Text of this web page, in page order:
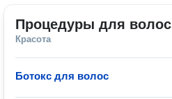
Процедуры для волос
Красота
Ботокс для волос